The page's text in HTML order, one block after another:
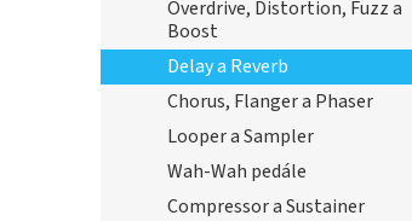
Overdrive, Distortion, Fuzz a
Boost
Delay a Reverb
Chorus, Flanger a Phaser
Looper a Sampler
Wah-Wah pedále
Compressor a Sustainer